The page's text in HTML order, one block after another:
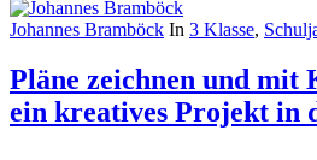
Johannes Bramböck In 3 Klasse,
Pläne zeichnen und mit
ein kreatives Projekt in